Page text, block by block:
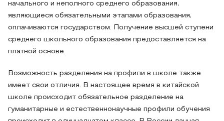
начального и неполного среднего образования,
являющиеся обязательными этапами образования,
оплачиваются государством. Получение высшей ступени
среднего школьного образования предоставляется на
платной основе.
Возможность разделения на профили в школе также
имеет свои отличия. В настоящее время в китайской
школе происходит обязательное разделение на
гуманитарные и естественнонаучные профили обучения